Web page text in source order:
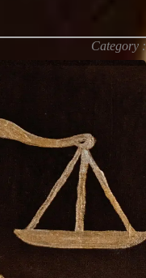
Category :